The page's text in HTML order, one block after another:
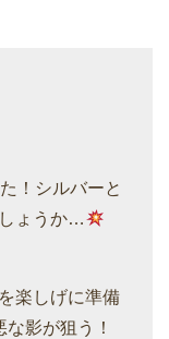
！シルバーと
ょうか…
楽しげに準備
影が狙う！